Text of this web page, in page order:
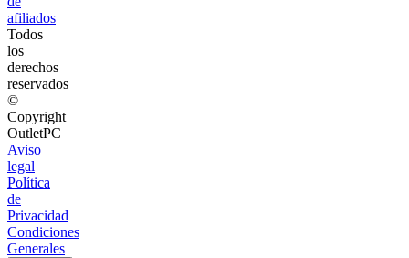
afiliados
Todos
los
derechos
reservados
©
Copyright
OutletPC
Aviso
legal
Política
de
Privacidad
Condiciones
Generales